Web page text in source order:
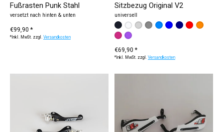
Fußrasten Punk Stahl
versetzt nach hinten & unten
€99,90 *
*Inkl. MwSt. zzgl.Versandkosten
Sitzbezug Original V2
universell
Bitte wählen Sie:* — schwarz
schwarz
weißdunkelblau (KTM / HQV)
dunkelgrau
hellgrau
rot blauorangehellblau
pinklila
€69,90 *
*Inkl. MwSt. zzgl.Versandkosten